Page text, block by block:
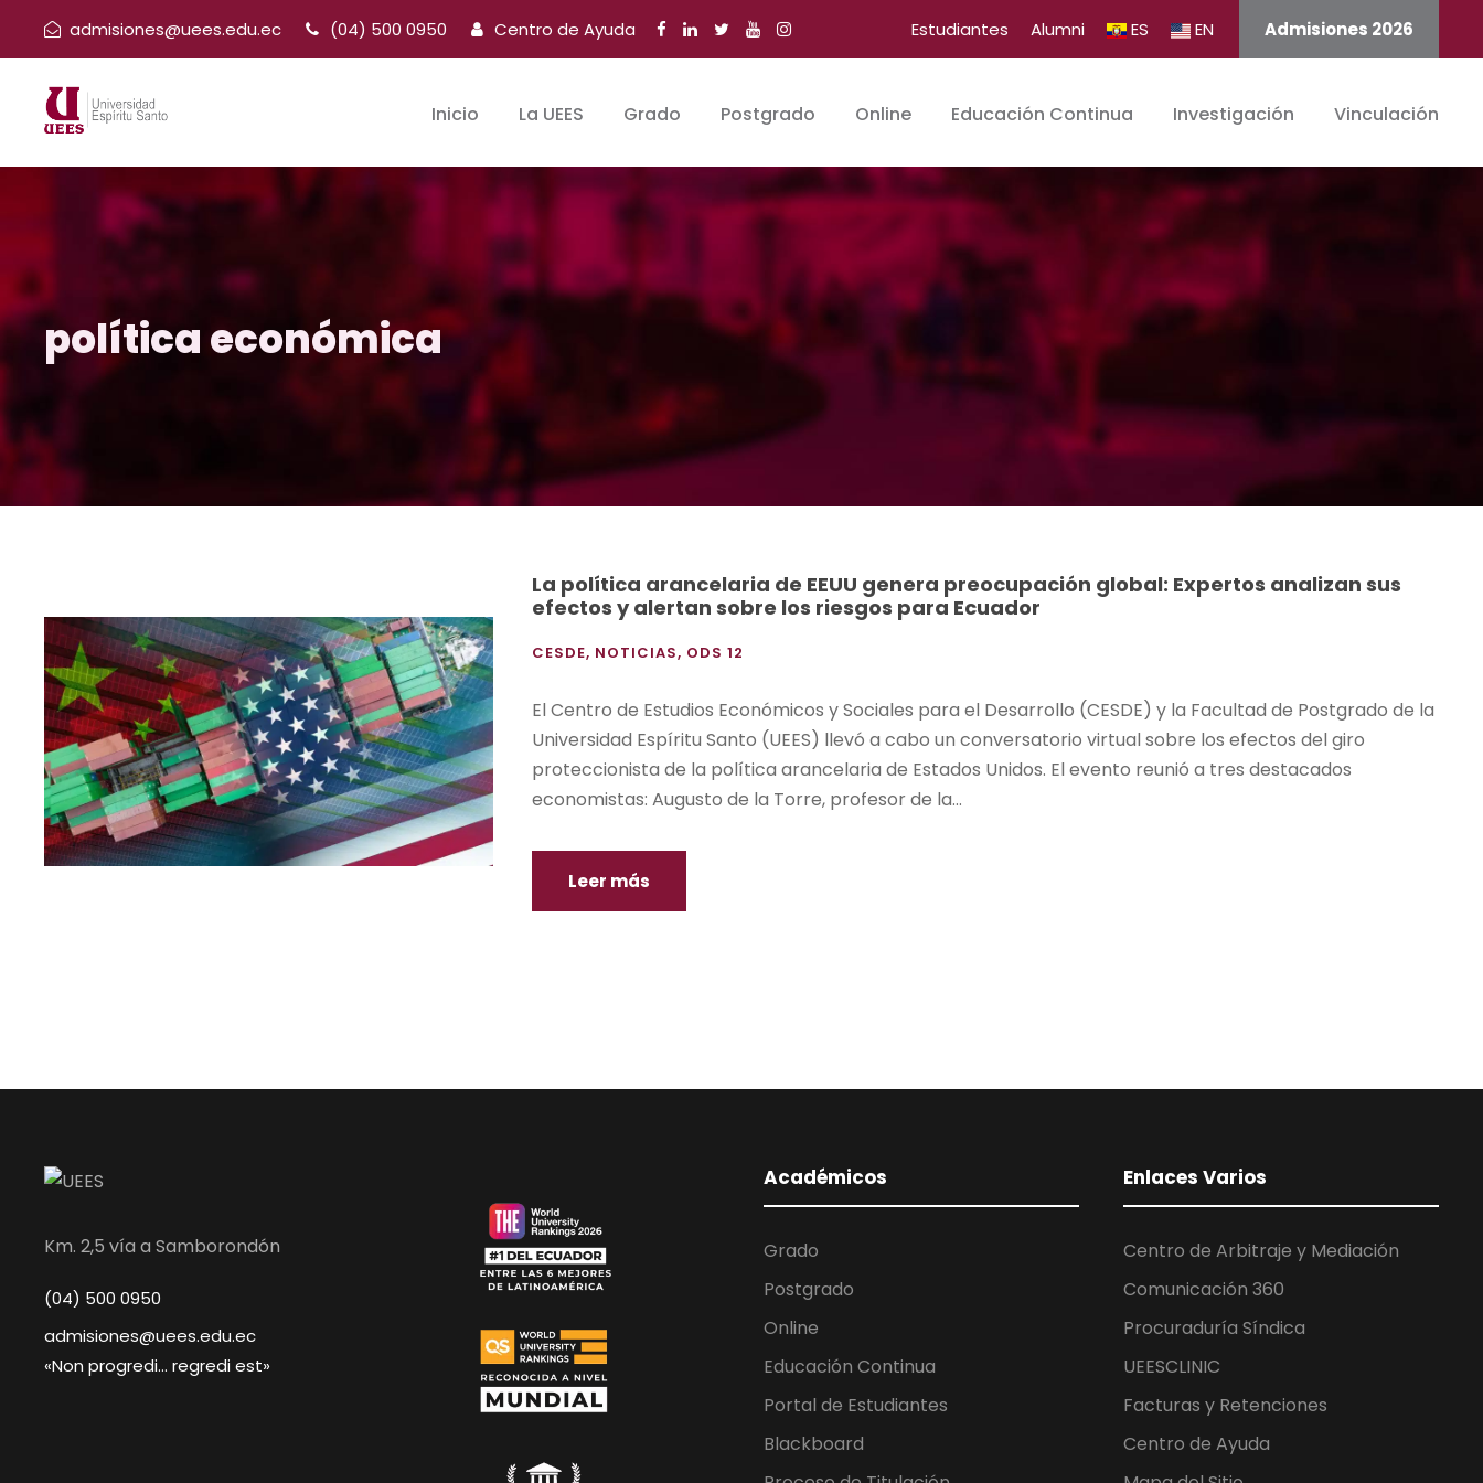
admisiones@uees.edu.ec (04) 500 0950 Centro de Ayuda Estudiantes Alumni ES EN Admisiones 2026
Inicio La UEES Grado Postgrado Online Educación Continua Investigación Vinculación
política económica
La política arancelaria de EEUU genera preocupación global: Expertos analizan sus
efectos y alertan sobre los riesgos para Ecuador
CESDE, NOTICIAS, ODS 12
El Centro de Estudios Económicos y Sociales para el Desarrollo (CESDE) y la Facultad de Postgrado de la
Universidad Espíritu Santo (UEES) llevó a cabo un conversatorio virtual sobre los efectos del giro
proteccionista de la política arancelaria de Estados Unidos. El evento reunió a tres destacados
economistas: Augusto de la Torre, profesor de la...
Leer más
Km. 2,5 vía a Samborondón
(04) 500 0950
admisiones@uees.edu.ec
«Non progredi… regredi est»
Académicos
Grado
Postgrado
Online
Educación Continua
Portal de Estudiantes
Blackboard
Enlaces Varios
Centro de Arbitraje y Mediación
Comunicación 360
Procuraduría Síndica
UEESCLINIC
Facturas y Retenciones
Centro de Ayuda